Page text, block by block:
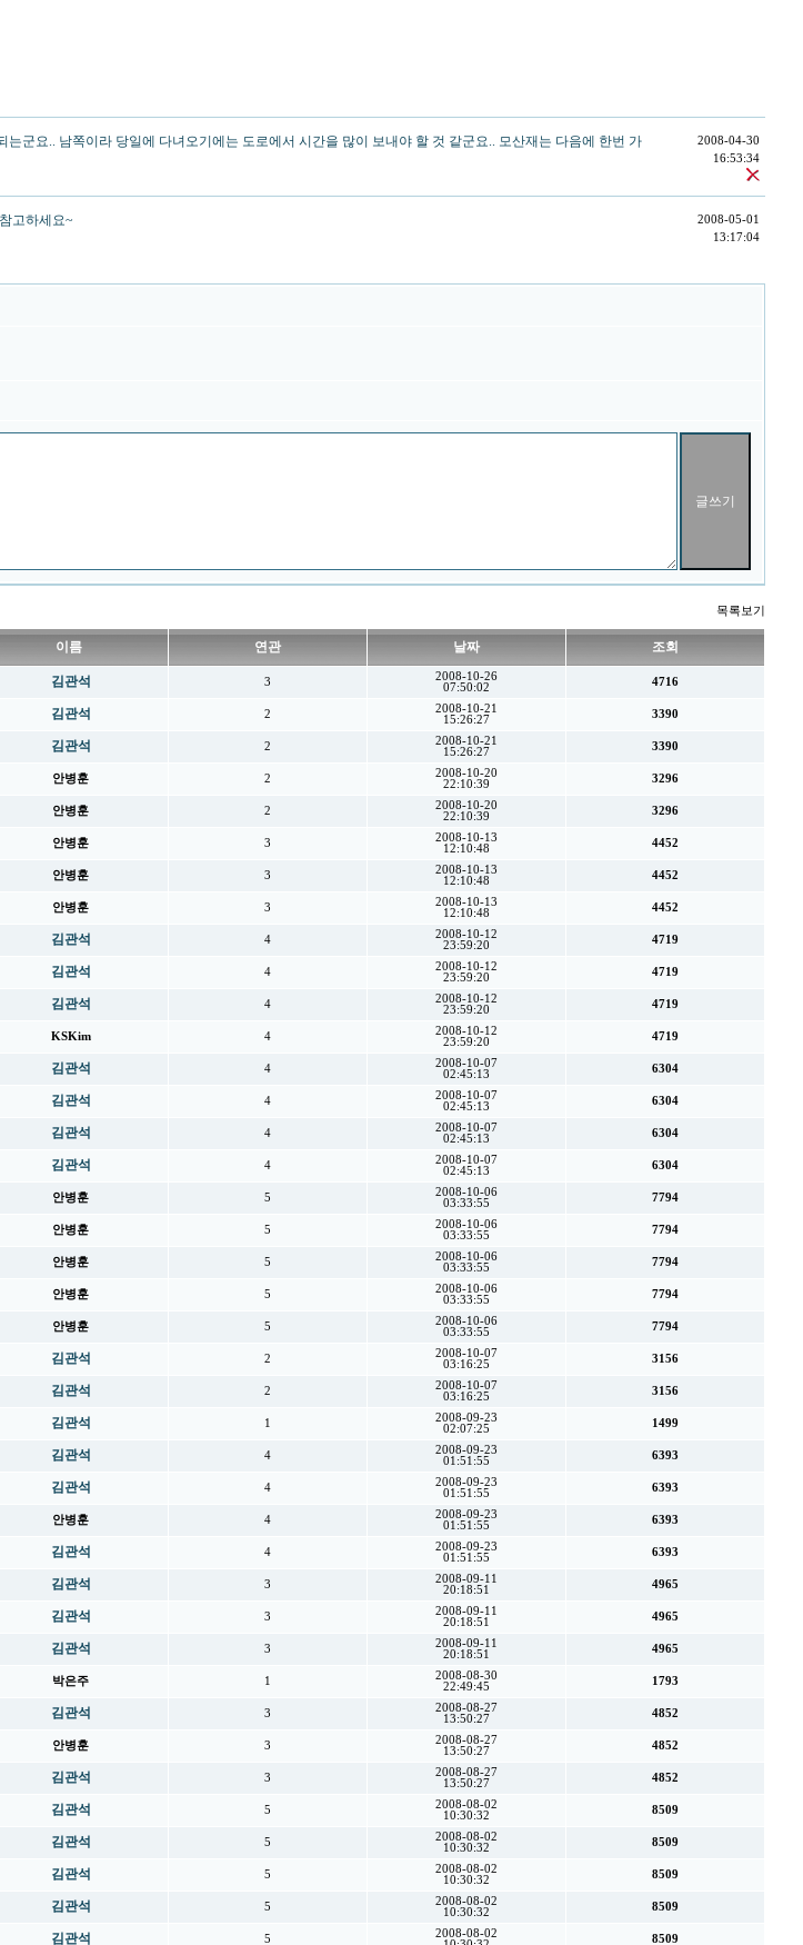
군요.. 남쪽이라 당일에 다녀오기에는 도로에서 시간을 많이 보내야 할 것 같군요.. 모산재는 다음에 한번 가
2008-04-30
16:53:34
고하세요~
2008-05-01
13:17:04
목록보기
이름 연관 날짜 조회
김관석 3
2008-10-26
07:50:02
4716
김관석 2
2008-10-21
15:26:27
3390
김관석 2
2008-10-21
15:26:27
3390
안병훈 2
2008-10-20
22:10:39
3296
안병훈 2
2008-10-20
22:10:39
3296
안병훈 3
2008-10-13
12:10:48
4452
안병훈 3
2008-10-13
12:10:48
4452
안병훈 3
2008-10-13
12:10:48
4452
김관석 4
2008-10-12
23:59:20
4719
김관석 4
2008-10-12
23:59:20
4719
김관석 4
2008-10-12
23:59:20
4719
KSKim 4
2008-10-12
23:59:20
4719
김관석 4
2008-10-07
02:45:13
6304
김관석 4
2008-10-07
02:45:13
6304
김관석 4
2008-10-07
02:45:13
6304
김관석 4
2008-10-07
02:45:13
6304
안병훈 5
2008-10-06
03:33:55
7794
안병훈 5
2008-10-06
03:33:55
7794
안병훈 5
2008-10-06
03:33:55
7794
안병훈 5
2008-10-06
03:33:55
7794
안병훈 5
2008-10-06
03:33:55
7794
김관석 2
2008-10-07
03:16:25
3156
김관석 2
2008-10-07
03:16:25
3156
김관석 1
2008-09-23
02:07:25
1499
김관석 4
2008-09-23
01:51:55
6393
김관석 4
2008-09-23
01:51:55
6393
안병훈 4
2008-09-23
01:51:55
6393
김관석 4
2008-09-23
01:51:55
6393
김관석 3
2008-09-11
20:18:51
4965
김관석 3
2008-09-11
20:18:51
4965
김관석 3
2008-09-11
20:18:51
4965
박은주 1
2008-08-30
22:49:45
1793
김관석 3
2008-08-27
13:50:27
4852
안병훈 3
2008-08-27
13:50:27
4852
김관석 3
2008-08-27
13:50:27
4852
김관석 5
2008-08-02
10:30:32
8509
김관석 5
2008-08-02
10:30:32
8509
김관석 5
2008-08-02
10:30:32
8509
김관석 5
2008-08-02
10:30:32
8509
김관석 5
2008-08-02
8509